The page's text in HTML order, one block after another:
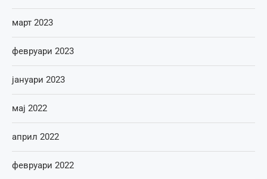
март 2023
февруари 2023
јануари 2023
мај 2022
април 2022
февруари 2022